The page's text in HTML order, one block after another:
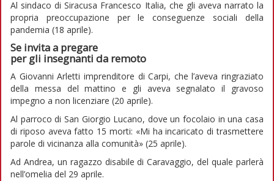
Al sindaco di Siracusa Francesco Italia, che gli aveva narrato la
propria preoccupazione per le conseguenze sociali della
pandemia (18 aprile).
Se invita a pregare
per gli insegnanti da remoto
A Giovanni Arletti imprenditore di Carpi, che l’aveva ringraziato
della messa del mattino e gli aveva segnalato il gravoso
impegno a non licenziare (20 aprile).
Al parroco di San Giorgio Lucano, dove un focolaio in una casa
di riposo aveva fatto 15 morti: «Mi ha incaricato di trasmettere
parole di vicinanza alla comunità» (25 aprile).
Ad Andrea, un ragazzo disabile di Caravaggio, del quale parlerà
nell’omelia del 29 aprile.